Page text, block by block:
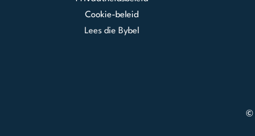
Cookie-beleid
Lees die Bybel
©